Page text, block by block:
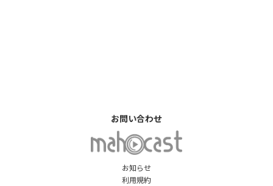
お知らせ
利用規約
お問い合わせ